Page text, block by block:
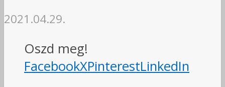
2021.04.29.
Oszd meg!
FacebookXPinterestLinkedIn